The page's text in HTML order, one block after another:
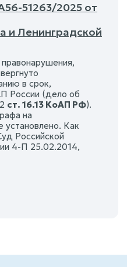
51263/2025 от
и Ленинградской
в срок,
России (дело об
ст. 16.13 КоАП РФ).
на
Как
Российской
4-П 25.02.2014,